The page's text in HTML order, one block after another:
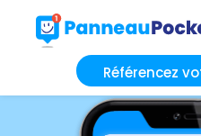
Référencez